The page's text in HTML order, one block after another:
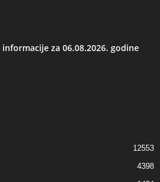
informacije za 06.08.2026. godine
12553
4398